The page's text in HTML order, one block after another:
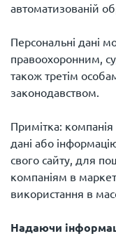
автоматизованій
Персональні дані
правоохоронним,
також третім
законодавством.
Примітка: компанія
дані або
свого сайту, для
компаніям в
використання в
Надаючи